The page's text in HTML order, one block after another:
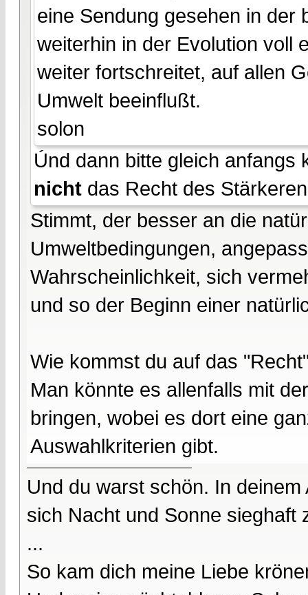
eine Sendung gesehen in der
weiterhin in der Evolution voll
weiter fortschreitet, auf allen
Umwelt beeinflußt.
solon
Únd dann bitte gleich anfangs
nicht das Recht des
Stimmt, der besser an die
Umweltbedingungen,
Wahrscheinlichkeit, sich
und so der Beginn einer
Wie kommst du auf das
Man könnte es allenfalls mit
bringen, wobei es dort eine
Auswahlkriterien gibt.
Und du warst schön. In deinem
sich Nacht und Sonne sieghaft
...
So kam dich meine Liebe